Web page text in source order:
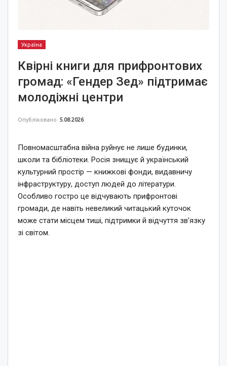
Україна
Квірні книги для прифронтових
громад: «Гендер Зед» підтримає
молодіжні центри
Опубліковано 5.08.2026
Повномасштабна війна руйнує не лише будинки,
школи та бібліотеки. Росія знищує й український
культурний простір — книжкові фонди, видавничу
інфраструктуру, доступ людей до літератури.
Особливо гостро це відчувають прифронтові
громади, де навіть невеликий читацький куточок
може стати місцем тиші, підтримки й відчуття зв’язку
зі світом.